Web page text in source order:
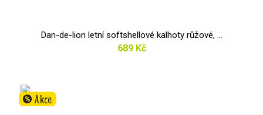
Dan-de-lion letní softshellové kalhoty růžové, ...
689 Kč
% Akce